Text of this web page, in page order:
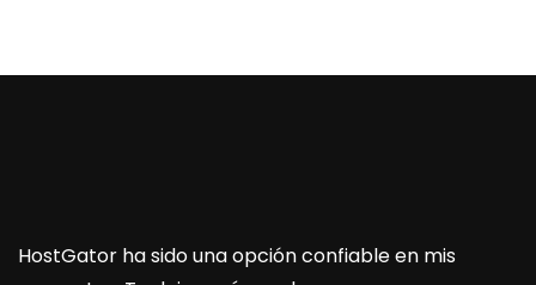
HostGator ha sido una opción confiable en mis